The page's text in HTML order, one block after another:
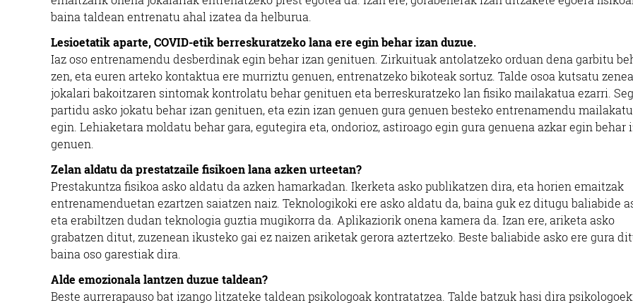
baina taldean entrenatu ahal izatea da helburua.
Lesioetatik aparte, COVID-etik berreskuratzeko lana ere egin behar izan duzue.
Iaz oso entrenamendu desberdinak egin behar izan genituen. Zirkuituak antolatzeko orduan dena garbitu
zen, eta euren arteko kontaktua ere murriztu genuen, entrenatzeko bikoteak sortuz. Talde osoa kutsatu
jokalari bakoitzaren sintomak kontrolatu behar genituen eta berreskuratzeko lan fisiko mailakatua ezarri.
partidu asko jokatu behar izan genituen, eta ezin izan genuen gura genuen besteko entrenamendu
egin. Lehiaketara moldatu behar gara, egutegira eta, ondorioz, astiroago egin gura genuena azkar egin behar
genuen.
Zelan aldatu da prestatzaile fisikoen lana azken urteetan?
Prestakuntza fisikoa asko aldatu da azken hamarkadan. Ikerketa asko publikatzen dira, eta horien emaitzak
entrenamenduetan ezartzen saiatzen naiz. Teknologikoki ere asko aldatu da, baina guk ez ditugu baliabide
eta erabiltzen dudan teknologia guztia mugikorra da. Aplikaziorik onena kamera da. Izan ere, ariketa asko
grabatzen ditut, zuzenean ikusteko gai ez naizen ariketak gerora aztertzeko. Beste baliabide asko ere gura
baina oso garestiak dira.
Alde emozionala lantzen duzue taldean?
Beste aurrerapauso bat izango litzateke taldean psikologoak kontratatzea. Talde batzuk hasi dira